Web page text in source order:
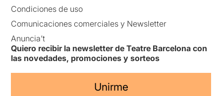
Condiciones de uso
Comunicaciones comerciales y Newsletter
Anuncia’t
Quiero recibir la newsletter de Teatre Barcelona con
las novedades, promociones y sorteos
Unirme